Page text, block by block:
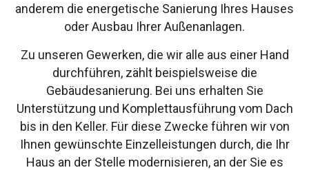
anderem die energetische Sanierung Ihres Hauses
oder Ausbau Ihrer Außenanlagen.
Zu unseren Gewerken, die wir alle aus einer Hand
durchführen, zählt beispielsweise die
Gebäudesanierung. Bei uns erhalten Sie
Unterstützung und Komplettausführung vom Dach
bis in den Keller. Für diese Zwecke führen wir von
Ihnen gewünschte Einzelleistungen durch, die Ihr
Haus an der Stelle modernisieren, an der Sie es